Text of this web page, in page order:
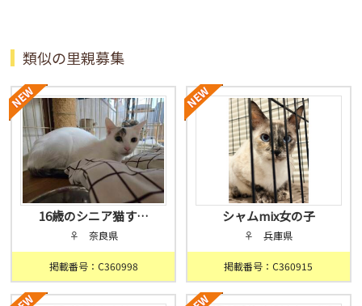
類似の里親募集
16歳のシニア猫す…
♀ 奈良県
掲載番号：C360998
シャムmix女の子
♀ 兵庫県
掲載番号：C360915